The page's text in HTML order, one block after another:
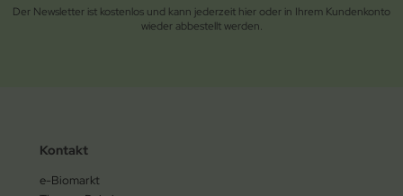
Der Newsletter ist kostenlos und kann jederzeit hier oder in Ihrem Kundenkonto
wieder abbestellt werden.
Kontakt
e-Biomarkt